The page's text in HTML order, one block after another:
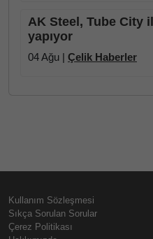
AK Steel, Tube City
yapıyor
04 Ağu | Çelik Haberler
Kullanım Sözleşmesi
Sıkça Sorulan Sorular
Çerez Politikası